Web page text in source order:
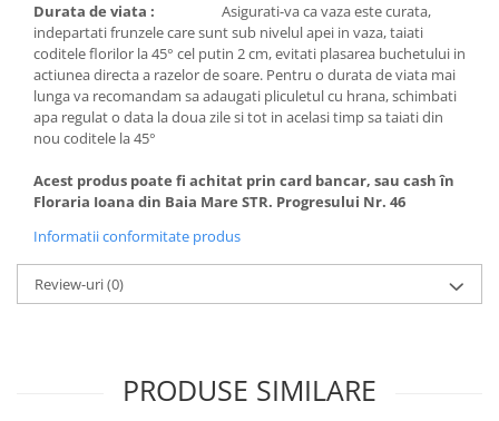
Durata de viata :
Asigurati-va ca vaza este curata,
indepartati frunzele care sunt sub nivelul apei in vaza, taiati
coditele florilor la 45° cel putin 2 cm, evitati plasarea buchetului in
actiunea directa a razelor de soare. Pentru o durata de viata mai
lunga va recomandam sa adaugati pliculetul cu hrana, schimbati
apa regulat o data la doua zile si tot in acelasi timp sa taiati din
nou coditele la 45°
Acest produs poate fi achitat prin card bancar, sau cash în
Floraria Ioana din Baia Mare STR. Progresului Nr. 46
Informatii conformitate produs
Review-uri(0)
PRODUSE SIMILARE